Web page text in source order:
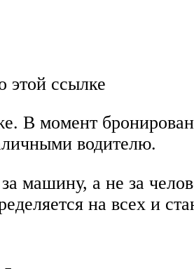
этой ссылке
В момент
водителю.
машину, а не за
на всех и